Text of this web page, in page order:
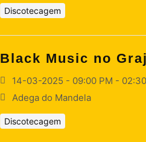
Discotecagem
Black Music no
14-03-2025 - 09:00 PM -
Adega do Mandela
Discotecagem